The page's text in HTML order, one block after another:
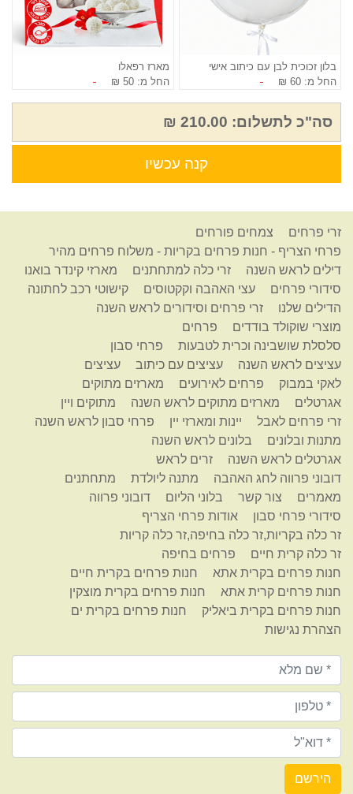
בלון זכוכית לבן עם כיתוב אישי
החל מ: 60 ₪
מארז רפאלו
החל מ: 50 ₪
סה"כ לתשלום: 210.00 ₪
קנה עכשיו
זרי פרחים
צמחים פורחים
פרחי הצריף - חנות פרחים בקריות - משלוח פרחים מהיר
דילים לראש השנה
זרי כלה למתחתנים
מארזי קינדר בואנו
סידורי פרחים
עצי האהבה וקקטוסים
קישוטי רכב לחתונה
הדילים שלנו
זרי פרחים וסידורים לראש השנה
מוצרי שוקולד בודדים
פרחים
סלסלת שושבינה וכרית לטבעות
פרחי סבון
עציצים לראש השנה
עציצים עם כיתוב
עציצים
לאקי במבוק
פרחים לאירועים
מארזים מתוקים
אגרטלים
מארזים מתוקים לראש השנה
מתוקים ויין
זרי פרחים לאבל
יינות ומארזי יין
פרחי סבון לראש השנה
מתנות ובלונים
בלונים לראש השנה
אגרטלים לראש השנה
זרים לראש
דובוני פרווה לחג האהבה
מתנה ליולדת
מתחתנים
מאמרים
צור קשר בלוני הליום
דובוני פרווה
סידורי פרחי סבון
אודות פרחי הצריף
זר כלה בקריות,זר כלה בחיפה,זר כלה קריות
זר כלה קרית חיים
פרחים בחיפה
חנות פרחים בקרית אתא
חנות פרחים בקרית חיים
חנות פרחים קרית אתא
חנות פרחים בקרית מוצקין
חנות פרחים בקרית ביאליק
חנות פרחים בקרית ים
הצהרת נגישות
הירשם